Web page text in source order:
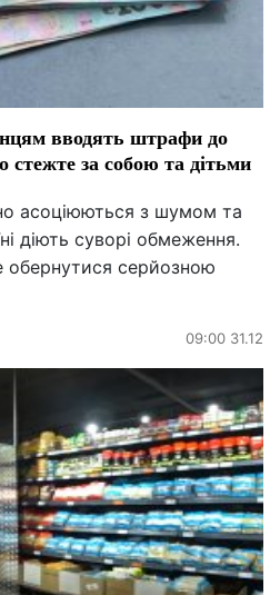
вводять штрафи до
стежте за собою та дітьми
асоціюються з шумом та
діють суворі обмеження.
серйозною
09:00 31.12